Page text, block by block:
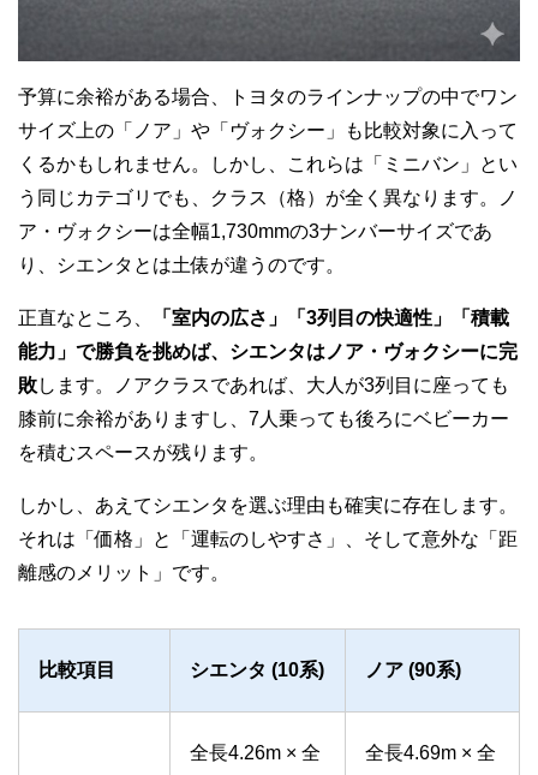
予算に余裕がある場合、トヨタのラインナップの中でワン
サイズ上の「ノア」や「ヴォクシー」も比較対象に入って
くるかもしれません。しかし、これらは「ミニバン」とい
う同じカテゴリでも、クラス（格）が全く異なります。ノ
ア・ヴォクシーは全幅1,730mmの3ナンバーサイズであ
り、シエンタとは土俵が違うのです。
正直なところ、
「室内の広さ」「3列目の快適性」「積載
能力」で勝負を挑めば、シエンタはノア・ヴォクシーに完
敗します。ノアクラスであれば、大人が3列目に座っても
膝前に余裕がありますし、7人乗っても後ろにベビーカー
を積むスペースが残ります。
しかし、あえてシエンタを選ぶ理由も確実に存在します。
それは「価格」と「運転のしやすさ」、そして意外な「距
離感のメリット」です。
比較項目 シエンタ (10系) ノア (90系)
全長4.26m × 全
全長4.69m × 全